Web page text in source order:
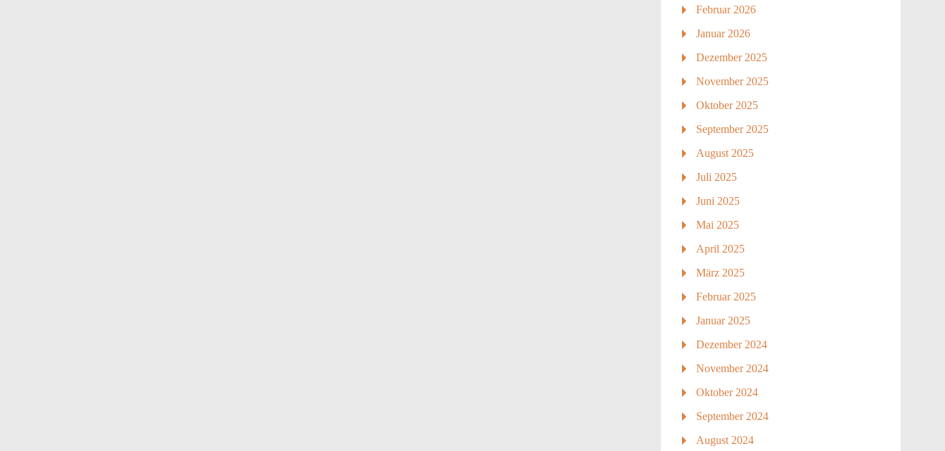
Februar 2026
Januar 2026
Dezember 2025
November 2025
Oktober 2025
September 2025
August 2025
Juli 2025
Juni 2025
Mai 2025
April 2025
März 2025
Februar 2025
Januar 2025
Dezember 2024
November 2024
Oktober 2024
September 2024
August 2024